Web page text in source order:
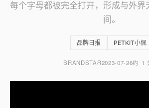
每个字母都被完全打开，形成与外界
间。
品牌日报 PETKIT小佩
BRANDSTAR2023-07-26约 1